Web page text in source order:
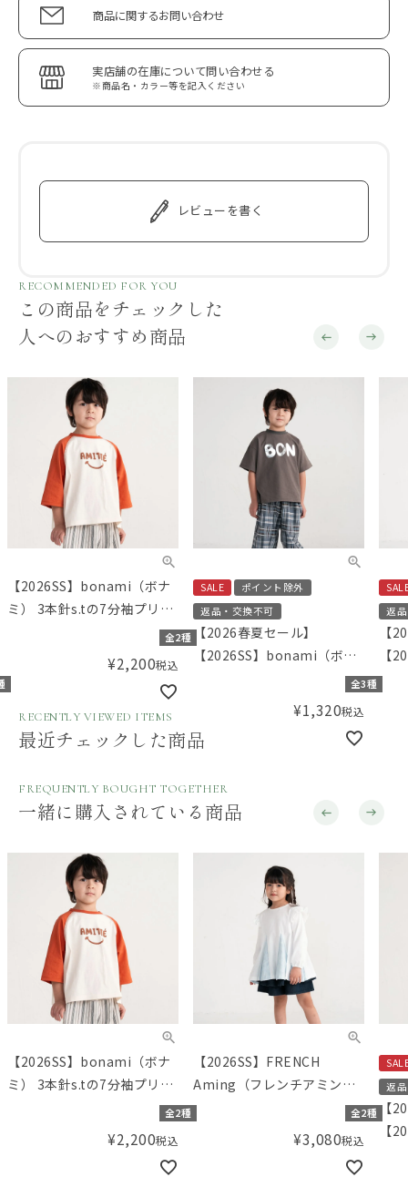
商品に関するお問い合わせ
実店舗の在庫について問い合わせる
※商品名・カラー等を記入ください
レビューを書く
RECOMMENDED FOR YOU
この商品をチェックした
人へのおすすめ商品
【2026SS】bonami（ボナ
ミ） 3本針s.tの7分袖プリン
全2種
¥2,200税込
SALE
ポイント除外
返品・交換不可
【2026春夏セール】
【2026SS】bonami（ボナ
ミ） ビッグロゴプリントTシ全3種
¥1,320税込
返
【
【
ミ
RECENTLY VIEWED ITEMS
最近チェックした商品
FREQUENTLY BOUGHT TOGETHER
一緒に購入されている商品
【2026SS】bonami（ボナ
ミ） 3本針s.tの7分袖プリン
全2種
¥2,200税込
【2026SS】FRENCH
Aming（フレンチアミン
グ）トライアングルカット全2種
¥3,080税込
返
【
【